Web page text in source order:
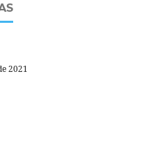
2021